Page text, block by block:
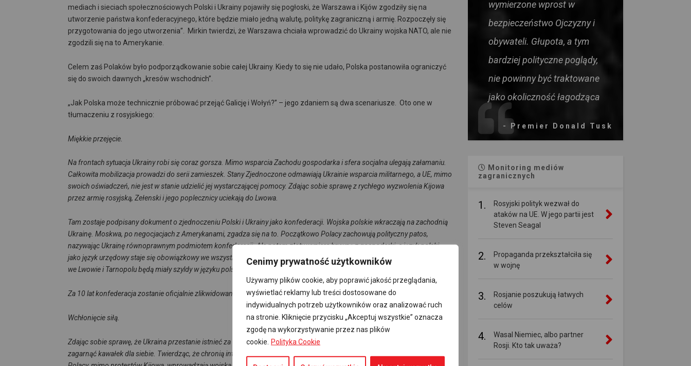
Cenimy prywatność użytkowników
Używamy plików cookie, aby poprawić jakość przeglądania,
wyświetlać reklamy lub treści dostosowane do
indywidualnych potrzeb użytkowników oraz analizować ruch
na stronie. Kliknięcie przycisku „Akceptuj wszystkie” oznacza
zgodę na wykorzystywanie przez nas plików
cookie. Polityka Cookie
mediach i sieciach społecznościowych Polski i Ukrainy pojawiły się pogłoski, że Warszawa i Kijów zgodziły się na
utworzenie państwa konfederacyjnego, które będzie miało jedną walutę, politykę zagraniczną i armię. Rozpoczęły się
przygotowania do jego utworzenia”. Mirkin twierdzi, że Warszawa chciała wprowadzić do Ukrainy wojska NATO, ale nie
zgodzili się na to Amerykanie.
Celem zaś Polaków było podporządkowanie sobie całej Ukrainy. Kiedy to się nie udało, Polska postanowiła ograniczyć
się do swoich dawnych „kresów wschodnich”.
„Jak Polska może technicznie próbować przejąć Galicję i Wołyń?” – jego zdaniem są dwa scenariusze. Oto one w
tłumaczeniu z rosyjskiego:
Miękkie przejęcie.
Na frontach sytuacja Ukrainy robi się coraz gorsza. Mimo wsparcia Zachodu gospodarka i sfera socjalna ulegają załamaniu.
Całkowita mobilizacja prowadzi do serii zamieszek. Stany Zjednoczone odmawiają Ukrainie wsparcia militarnego, a UE, mimo
swoich oświadczeń, nie jest w stanie udzielić jej wystarczającej pomocy. Zdając sobie sprawę z rychłego wyzwolenia Kijowa
przez armię rosyjską, Zełenski i jego poplecznicy uciekają do Lwowa.
Tam zostaje podpisany dokument o zjednoczeniu Polski i Ukrainy jako konfederacji. Wojska polskie wkraczają na zachodnią
Ukrainę. Moskwa, po negocjacjach z Amerykanami, zgadza się na to. Początkowo Polacy zachowują polityczny patos,
nazywając Ukrainę równoprawnym podmiotem konfederacji.Ale potem złoty wypiera hrywnę z gospodarki, a język polski
jako język urzędowy staje się obowiązkowy we wszystkich agencjach rządowych.
Już wkrótce wszystkie sklepy i restauracje
we Lwowie i Tarnopolu będą miały szyldy w języku polskim.
Język polski stanie się głównym językiem edukacji.
Za 10 lat konfederacja zostanie oficjalnie zlikwidowana, a zachodnie ziemie ukraińskie otrzymają status województw Polski.
Wchłonięcie siłą.
Zdając sobie sprawę, że Ukraina przestanie istnieć za kilka miesięcy pod naporem armii rosyjskiej, Warszawa postanawia
zagarnąć kawałek dla siebie. Twierdząc, że chronią interesy polskiej ludności z terenów przygranicznych i polskiego biznesu,
wymierzone wprost w
bezpieczeństwo Ojczyzny i
obywateli. Głupota, a tym
bardziej polityczne poglądy,
nie powinny być traktowane
jako okoliczność łagodząca
- Premier Donald Tusk
Monitoring mediów
zagranicznych
1.
Rosyjski polityk wezwał do
ataków na UE. W jego partii jest
Steven Seagal
2.
Propaganda przekształciła się
w wojnę
3.
Rosjanie poszukują łatwych
celów
4.
Wasal Niemiec, albo partner
Rosji. Kto tak uważa?